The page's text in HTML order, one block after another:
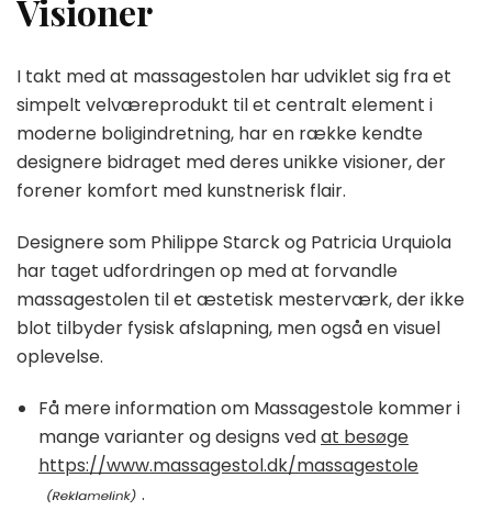
Visioner
I takt med at massagestolen har udviklet sig fra et
simpelt velværeprodukt til et centralt element i
moderne boligindretning, har en række kendte
designere bidraget med deres unikke visioner, der
forener komfort med kunstnerisk flair.
Designere som Philippe Starck og Patricia Urquiola
har taget udfordringen op med at forvandle
massagestolen til et æstetisk mesterværk, der ikke
blot tilbyder fysisk afslapning, men også en visuel
oplevelse.
Få mere information om Massagestole kommer i
mange varianter og designs vedat besøge
https://www.massagestol.dk/massagestole
.